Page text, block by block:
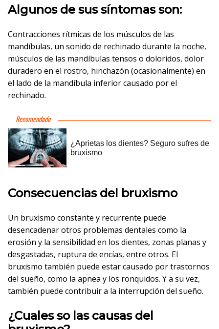
Algunos de sus síntomas son:
Contracciones rítmicas de los músculos de las
mandíbulas, un sonido de rechinado durante la noche,
músculos de las mandíbulas tensos o doloridos, dolor
duradero en el rostro, hinchazón (ocasionalmente) en
el lado de la mandíbula inferior causado por el
rechinado.
Consecuencias del bruxismo
Un bruxismo constante y recurrente puede
desencadenar otros problemas dentales como la
erosión y la sensibilidad en los dientes, zonas planas y
desgastadas, ruptura de encías, entre otros. El
bruxismo también puede estar causado por trastornos
del sueño, como la apnea y los ronquidos. Y a su vez,
también puede contribuir a la interrupción del sueño.
¿Cuales so las causas del